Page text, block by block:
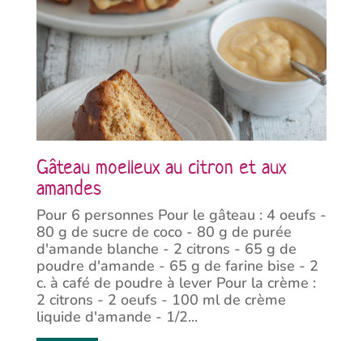
Gâteau moelleux au citron et aux
amandes
Pour 6 personnes Pour le gâteau : 4 oeufs -
80 g de sucre de coco - 80 g de purée
d'amande blanche - 2 citrons - 65 g de
poudre d'amande - 65 g de farine bise - 2
c. à café de poudre à lever Pour la crème :
2 citrons - 2 oeufs - 100 ml de crème
liquide d'amande - 1/2...